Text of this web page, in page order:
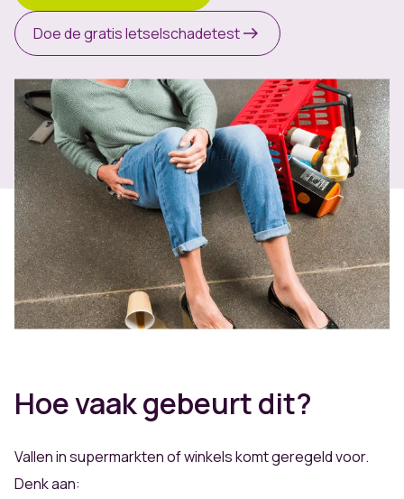
Doe de gratis letselschadetest
Hoe vaak gebeurt dit?
Vallen in supermarkten of winkels komt geregeld voor.
Denk aan: